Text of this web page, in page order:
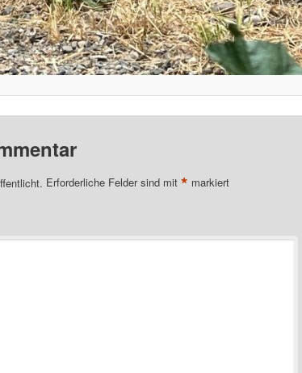
Erforderliche Felder sind mit * markiert